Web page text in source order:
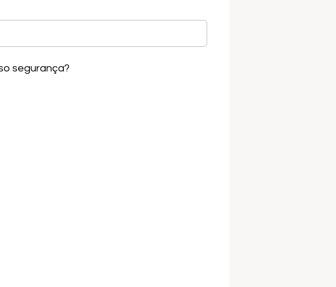
segurança?